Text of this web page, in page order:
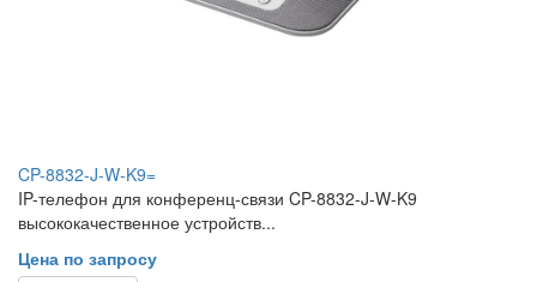
CP-8832-J-W-K9=
IP-телефон для конференц-связи CP-8832-J-W-K9
высококачественное устройств...
Цена по запросу